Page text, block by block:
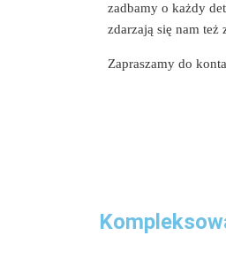
zadbamy o każdy
zdarzają się nam
Zapraszamy do